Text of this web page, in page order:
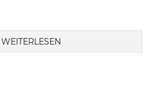
WEITERLESEN